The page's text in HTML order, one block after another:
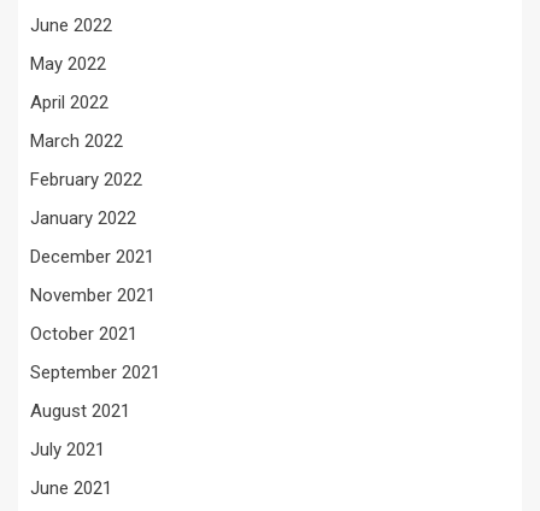
June 2022
May 2022
April 2022
March 2022
February 2022
January 2022
December 2021
November 2021
October 2021
September 2021
August 2021
July 2021
June 2021